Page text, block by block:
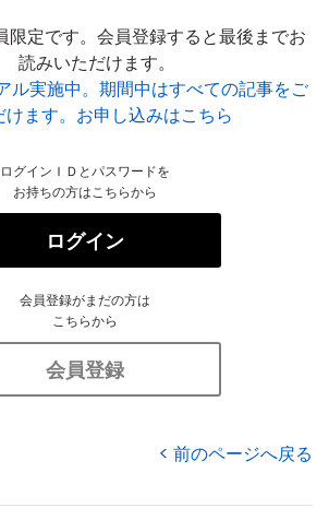
限定です。会員登録すると最後までお
読みいただけます。
ル実施中。期間中はすべての記事をご
けます。お申し込みはこちら
ログインＩＤとパスワードを
お持ちの方はこちらから
ログイン
会員登録がまだの方は
こちらから
会員登録
前のページへ戻る